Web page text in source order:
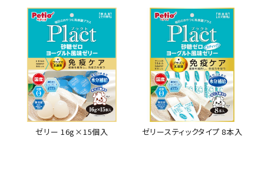
ゼリー 16g×15個入 ゼリースティックタイプ 8本入